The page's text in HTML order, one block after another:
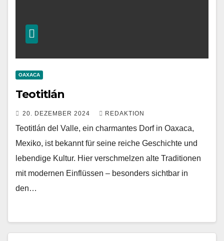
OAXACA
Teotitlán
20. DEZEMBER 2024 REDAKTION
Teotitlán del Valle, ein charmantes Dorf in Oaxaca,
Mexiko, ist bekannt für seine reiche Geschichte und
lebendige Kultur. Hier verschmelzen alte Traditionen
mit modernen Einflüssen – besonders sichtbar in
den…